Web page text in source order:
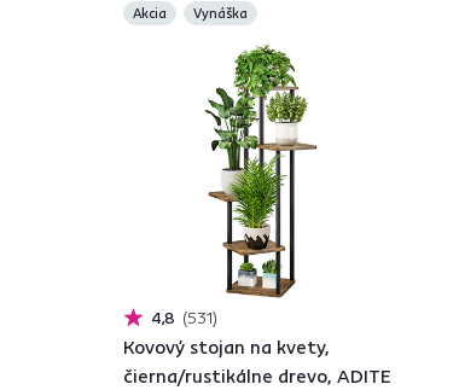
Akcia Vynáška
4,8 531
Kovový stojan na kvety,
čierna/rustikálne drevo, ADITE